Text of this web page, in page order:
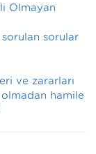
Olmayan
sorular
ve zararları
hamile